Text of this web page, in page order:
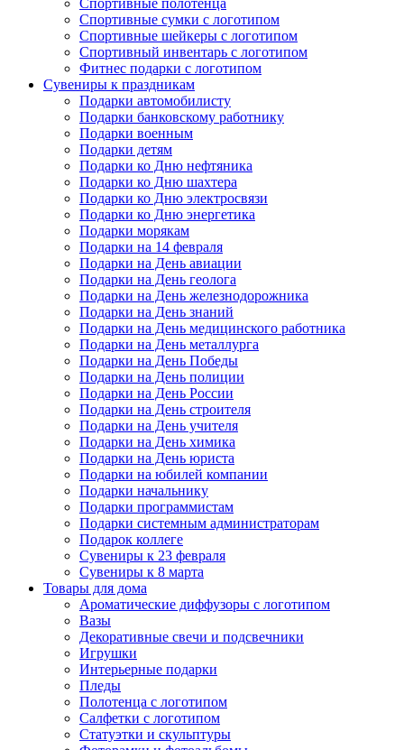
Спортивные полотенца
Спортивные сумки с логотипом
Спортивные шейкеры с логотипом
Спортивный инвентарь с логотипом
Фитнес подарки с логотипом
Сувениры к праздникам
Подарки автомобилисту
Подарки банковскому работнику
Подарки военным
Подарки детям
Подарки ко Дню нефтяника
Подарки ко Дню шахтера
Подарки ко Дню электросвязи
Подарки ко Дню энергетика
Подарки морякам
Подарки на 14 февраля
Подарки на День авиации
Подарки на День геолога
Подарки на День железнодорожника
Подарки на День знаний
Подарки на День медицинского работника
Подарки на День металлурга
Подарки на День Победы
Подарки на День полиции
Подарки на День России
Подарки на День строителя
Подарки на День учителя
Подарки на День химика
Подарки на День юриста
Подарки на юбилей компании
Подарки начальнику
Подарки программистам
Подарки системным администраторам
Подарок коллеге
Сувениры к 23 февраля
Сувениры к 8 марта
Товары для дома
Ароматические диффузоры с логотипом
Вазы
Декоративные свечи и подсвечники
Игрушки
Интерьерные подарки
Пледы
Полотенца с логотипом
Салфетки с логотипом
Статуэтки и скульптуры